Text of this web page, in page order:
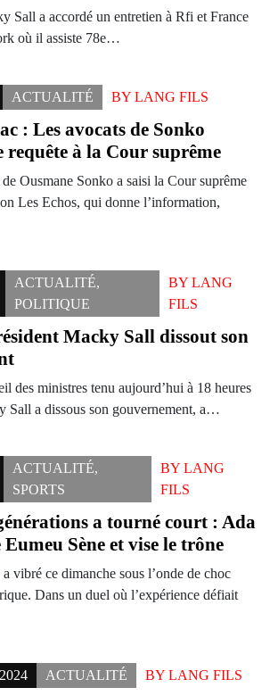
Sall a accordé un entretien à Rfi et France
où il assiste 78e…
ACTUALITÉ BY LANG FILS
: Les avocats de Sonko
requête à la Cour suprême
Ousmane Sonko a saisi la Cour suprême
Les Echos, qui donne l’information,
ACTUALITÉ,
POLITIQUE
BYLANG
FILS
Macky Sall dissout son
des ministres tenu aujourd’hui à 18 heures
Sall a dissous son gouvernement, a…
ACTUALITÉ,
SPORTS
BY LANG
FILS
a tourné court : Ada
Eumeu Sène et vise le trône
vibré ce dimanche sous l’onde de choc
Dans un duel où l’expérience défiait
ACTUALITÉ BY LANG FILS